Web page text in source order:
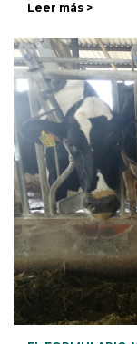
Leer más >